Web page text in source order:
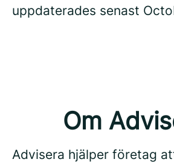
uppdaterades senast
Om
Advisera hjälper företag